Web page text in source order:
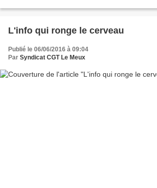
L'info qui ronge le cerveau
Publié le 06/06/2016 à 09:04
Par Syndicat CGT Le Meux